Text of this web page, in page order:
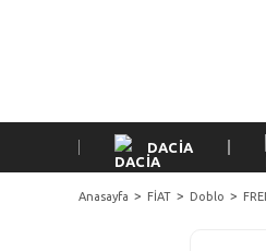
DACİA
Anasayfa FİAT Doblo